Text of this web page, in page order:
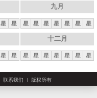
星 星
九月
星 星 星 星 星 星 星
星 星
十二月
星 星 星 星 星 星 星
联系我们 版权所有